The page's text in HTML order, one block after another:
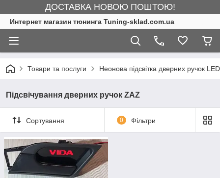
ДОСТАВКА НОВОЮ ПОШТОЮ!
Интернет магазин тюнинга Tuning-sklad.com.ua
Товари та послуги Неонова підсвітка дверних ручок LED
Підсвічування дверних ручок ZAZ
Сортування 0 Фільтри